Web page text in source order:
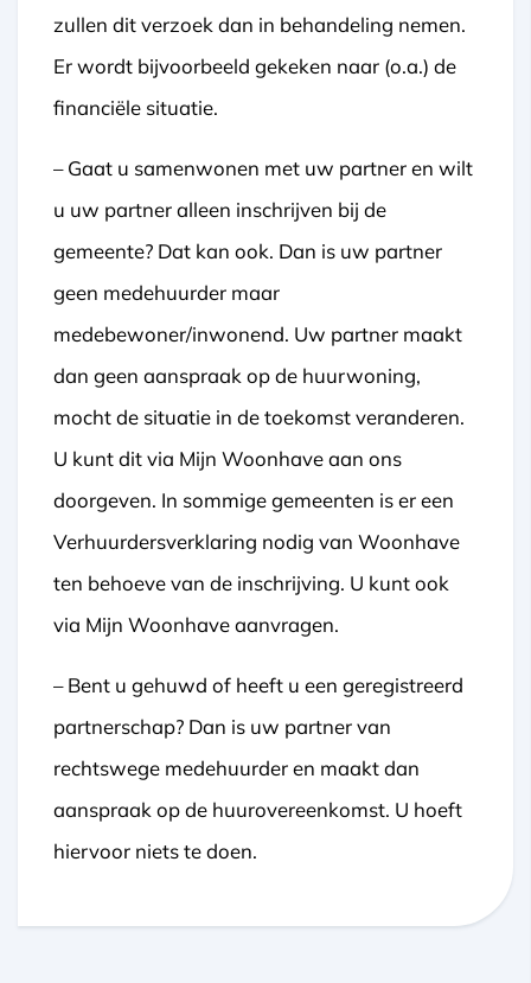
zullen dit verzoek dan in behandeling nemen.
Er wordt bijvoorbeeld gekeken naar (o.a.) de
financiële situatie.
– Gaat u samenwonen met uw partner en wilt
u uw partner alleen inschrijven bij de
gemeente? Dat kan ook. Dan is uw partner
geen medehuurder maar
medebewoner/inwonend. Uw partner maakt
dan geen aanspraak op de huurwoning,
mocht de situatie in de toekomst veranderen.
U kunt dit via Mijn Woonhave aan ons
doorgeven. In sommige gemeenten is er een
Verhuurdersverklaring nodig van Woonhave
ten behoeve van de inschrijving. U kunt ook
via Mijn Woonhave aanvragen.
– Bent u gehuwd of heeft u een geregistreerd
partnerschap? Dan is uw partner van
rechtswege medehuurder en maakt dan
aanspraak op de huurovereenkomst. U hoeft
hiervoor niets te doen.